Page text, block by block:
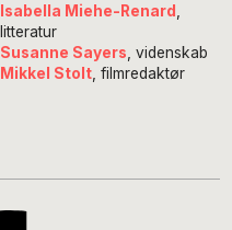
Isabella Miehe-Renard
litteratur
Susanne Sayers , videnskab
Mikkel Stolt, filmredaktør